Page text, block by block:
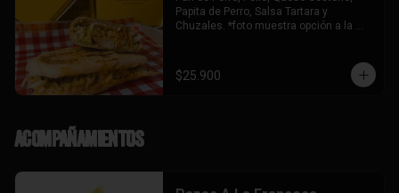
Papita de Perro, Salsa Tartara y
Chuzales. *foto muestra opción a la
$25.900
Acompañamientos